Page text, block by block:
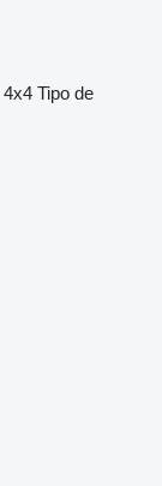
4x4 Tipo de